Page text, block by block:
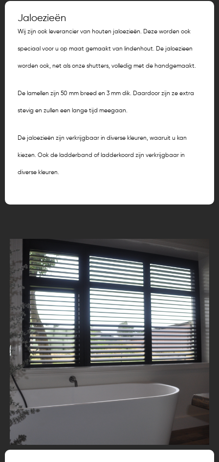
Jaloezieën
Wij zijn ook leverancier van houten jaloezieën. Deze worden ook
speciaal voor u op maat gemaakt van lindenhout. De jaloezieen
worden ook, net als onze shutters, volledig met de handgemaakt.
De lamellen zijn 50 mm breed en 3 mm dik. Daardoor zijn ze extra
stevig en zullen een lange tijd meegaan.
De jaloezieën zijn verkrijgbaar in diverse kleuren, waaruit u kan
kiezen. Ook de ladderband of ladderkoord zijn verkrijgbaar in
diverse kleuren.